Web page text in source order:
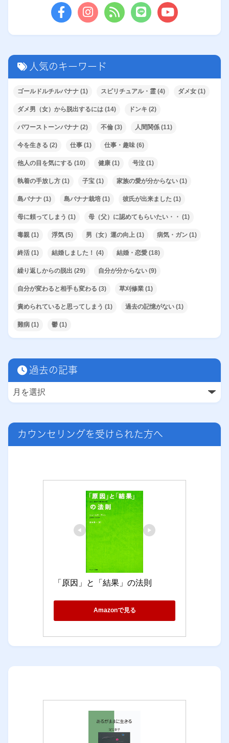
人気のキーワード
ゴールドルチルバナナ (1) スピリチュアル・霊 (4) ダメ女 (1)
ダメ男（女）から脱出するには (14) ドンキ (2)
パワーストーンバナナ (2) 不倫 (3) 人間関係 (11)
今を生きる (2) 仕事 (1) 仕事・趣味 (6)
他人の目を気にする (10) 健康 (1) 号泣 (1)
執着の手放し方 (1) 子宝 (1) 家族の愛が分からない (1)
島バナナ (1) 島バナナ栽培 (1) 彼氏が出来ました (1)
母に頼ってしまう (1) 母（父）に認めてもらいたい・・ (1)
毒親 (1) 浮気 (5) 男（女）運の向上 (1) 病気・ガン (1)
終活 (1) 結婚しました！ (4) 結婚・恋愛 (18)
繰り返しからの脱出 (29) 自分が分からない (9)
自分が変わると相手も変わる (3) 草刈修業 (1)
責められていると思ってしまう (1) 過去の記憶がない (1)
難病 (1) 鬱 (1)
過去の記事
カウンセリングを受けられた方へ
「原因」と「結果」の法則
Amazonで見る